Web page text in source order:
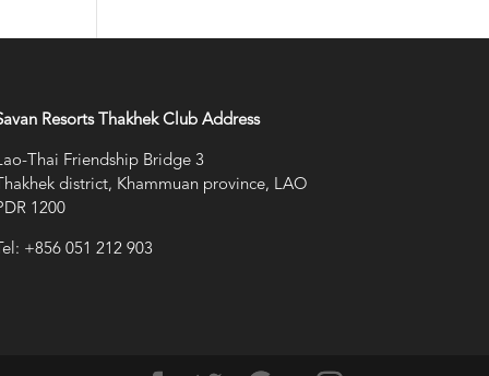
Resorts Thakhek Club Address
Thai Friendship Bridge 3
Thakhek district, Khammuan province, LAO
1200
Tel: +856 051 212 903